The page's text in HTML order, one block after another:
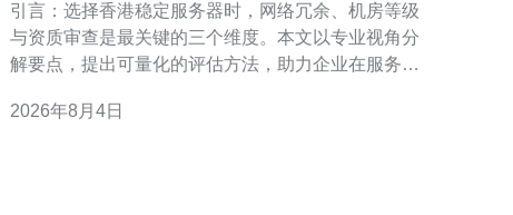
引言：选择香港稳定服务器时，网络冗余、机房等级
与资质审查是最关键的三个维度。本文以专业视角分
解要点，提出可量化的评估方法，助力企业在服务商
冗余决定香港稳定服务器好坏 网络冗余直接影响可用
2026年8月4日